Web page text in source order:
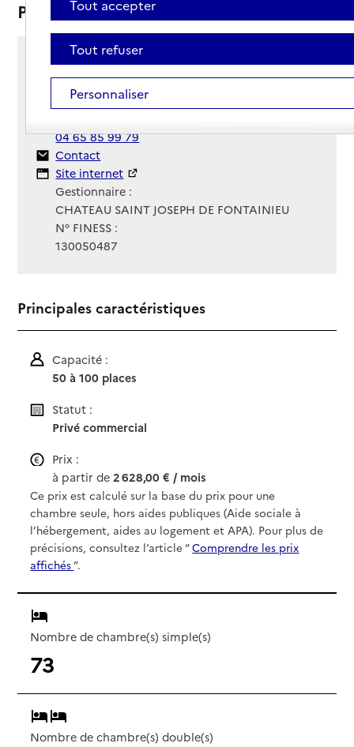
Présentation
Chemin de sainte marthe
13014 - Marseille 14e Arrondissement
Voir itinéraire
04 65 85 99 79
Contact
Contact
Site Internet
Site internet
Gestionnaire :
CHATEAU SAINT JOSEPH DE FONTAINIEU
N° FINESS :
130050487
Principales caractéristiques
Capacité :
50 à 100 places
Statut :
Privé commercial
Prix :
à partir de2 628,00 € / mois
Ce prix est calculé sur la base du prix pour une
chambre seule, hors aides publiques (Aide sociale à
l’hébergement, aides au logement et APA). Pour plus de
précisions, consultez l’article “Comprendre les prix
affichés”.
Nombre de chambre(s) simple(s)
73
Nombre de chambre(s) double(s)
Tout accepter
Tout refuser
Personnaliser